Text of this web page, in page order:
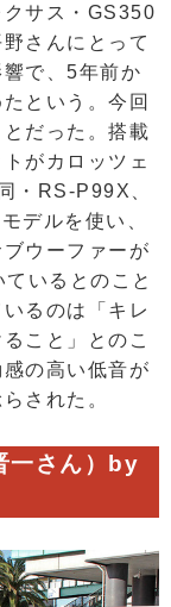
サス・GS350
さんにとって
で、5年前か
という。今回
だった。搭載
がカロッツェ
・RS-P99X、
デルを使い、
ウーファーが
いるとのこと
るのは「キレ
こと」とのこ
の高い低音が
された。
一さん）by